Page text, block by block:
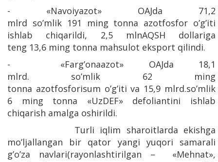
- «Navoiyazot» OAJda 71,2
mlrd so’mlik 191 ming tonna azotfosfor o’g’iti
ishlab chiqarildi, 2,5 mlnAQSH dollariga
teng 13,6 ming tonna mahsulot eksport qilindi.
- «Farg’onaazot» OAJda 18,1
mlrd. so’mlik 62 ming
tonna azotfosforisum o’g’iti va 15,9 mlrd.so’mlik
6 ming tonna «UzDEF» defoliantini ishlab
chiqarish amalga oshirildi.
Turli iqlim sharoitlarda ekishga
mo’ljallangan bir qator yangi yuqori samarali
g’o’za navlari(rayonlashtirilgan – «Mehnat»,